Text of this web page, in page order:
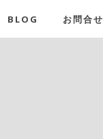
BLOG お問合せ